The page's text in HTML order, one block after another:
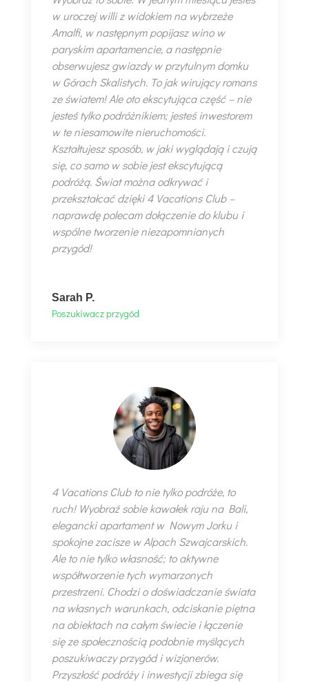
w uroczej willi z widokiem na wybrzeże
Amalfi, w następnym popijasz wino w
paryskim apartamencie, a następnie
obserwujesz gwiazdy w przytulnym domku
w Górach Skalistych. To jak wirujący romans
ze światem! Ale oto ekscytująca część – nie
jesteś tylko podróżnikiem; jesteś inwestorem
w te niesamowite nieruchomości.
Kształtujesz sposób, w jaki wyglądają i czują
się, co samo w sobie jest ekscytującą
podróżą. Świat można odkrywać i
przekształcać dzięki 4 Vacations Club –
naprawdę polecam dołączenie do klubu i
wspólne tworzenie niezapomnianych
przygód!
Sarah P.
Poszukiwacz przygód
4 Vacations Club to nie tylko podróże, to
ruch! Wyobraź sobie kawałek raju na Bali,
elegancki apartament w Nowym Jorku i
spokojne zacisze w Alpach Szwajcarskich.
Ale to nie tylko własność; to aktywne
współtworzenie tych wymarzonych
przestrzeni. Chodzi o doświadczanie świata
na własnych warunkach, odciskanie piętna
na obiektach na całym świecie i łączenie
się ze społecznością podobnie myślących
poszukiwaczy przygód i wizjonerów.
Przyszłość podróży i inwestycji zbiega się